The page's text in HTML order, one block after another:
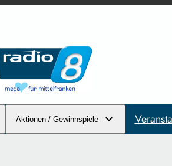
Aktionen / Gewinnspiele